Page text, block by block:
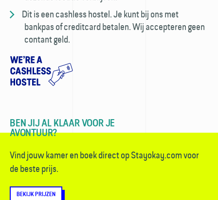
Dit is een cashless hostel. Je kunt bij ons met
bankpas of creditcard betalen. Wij accepteren geen
contant geld.
BEN JIJ AL KLAAR VOOR JE
AVONTUUR?
Vind jouw kamer en boek direct op Stayokay.com voor
de beste prijs.
BEKIJK PRIJZEN